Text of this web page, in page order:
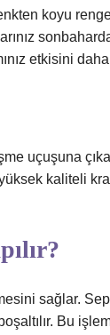
koyu
etkisini
uçuşuna
kaliteli
sağlar.
Bu